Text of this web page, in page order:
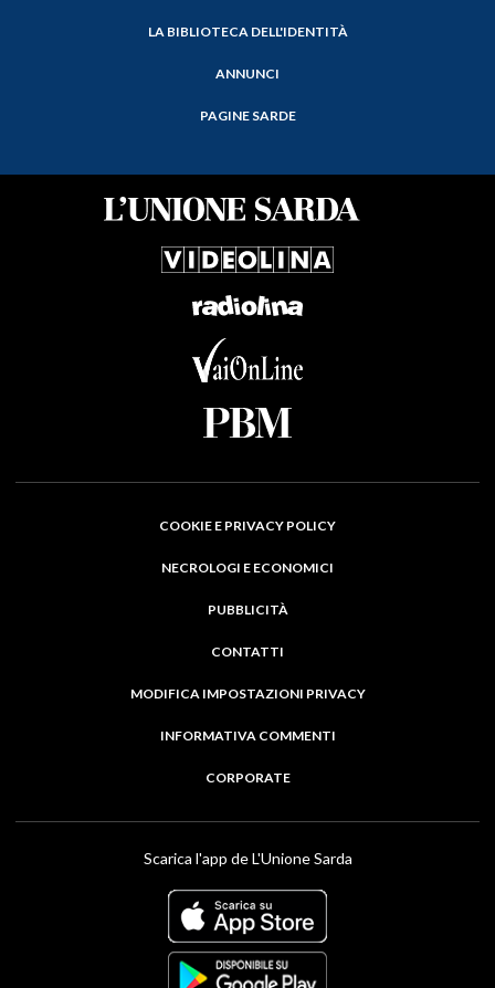
LA BIBLIOTECA DELL'IDENTITÀ
ANNUNCI
PAGINE SARDE
COOKIE E PRIVACY POLICY
NECROLOGI E ECONOMICI
PUBBLICITÀ
CONTATTI
MODIFICA IMPOSTAZIONI PRIVACY
INFORMATIVA COMMENTI
CORPORATE
Scarica l'app de L'Unione Sarda